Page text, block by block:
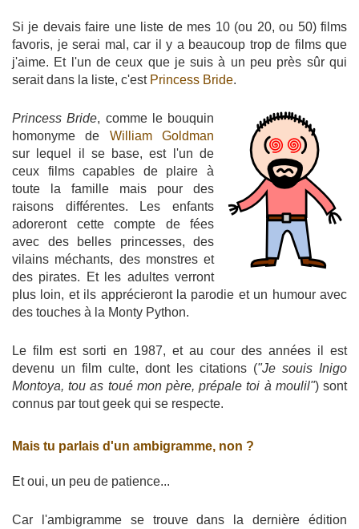
Si je devais faire une liste de mes 10 (ou 20, ou 50) films
favoris, je serai mal, car il y a beaucoup trop de films que
j'aime. Et l'un de ceux que je suis à un peu près sûr qui
serait dans la liste, c'est Princess Bride.
Princess Bride, comme le bouquin
homonyme de William Goldman
sur lequel il se base, est l'un de
ceux films capables de plaire à
toute la famille mais pour des
raisons différentes. Les enfants
adoreront cette compte de fées
avec des belles princesses, des
vilains méchants, des monstres et
des pirates. Et les adultes verront
plus loin, et ils apprécieront la parodie et un humour avec
des touches à la Monty Python.
Le film est sorti en 1987, et au cour des années il est
devenu un film culte, dont les citations ("Je souis Inigo
Montoya, tou as toué mon père, prépale toi à moulil") sont
connus par tout geek qui se respecte.
Mais tu parlais d'un ambigramme, non ?
Et oui, un peu de patience...
Car l'ambigramme se trouve dans la dernière édition